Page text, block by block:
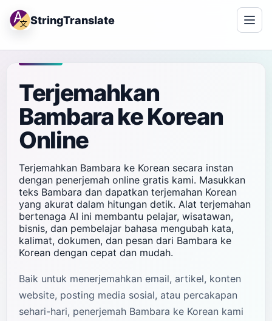
StringTranslate
Terjemahkan
Bambara ke Korean
Online
Terjemahkan Bambara ke Korean secara instan
dengan penerjemah online gratis kami. Masukkan
teks Bambara dan dapatkan terjemahan Korean
yang akurat dalam hitungan detik. Alat terjemahan
bertenaga AI ini membantu pelajar, wisatawan,
bisnis, dan pembelajar bahasa mengubah kata,
kalimat, dokumen, dan pesan dari Bambara ke
Korean dengan cepat dan mudah.
Baik untuk menerjemahkan email, artikel, konten
website, posting media sosial, atau percakapan
sehari-hari, penerjemah Bambara ke Korean kami